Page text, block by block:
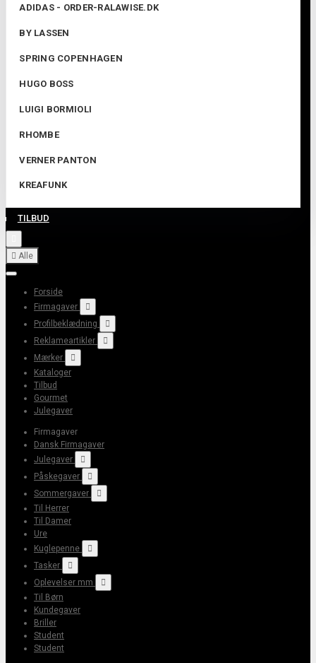
ADIDAS - ORDER-RALAWISE.DK
BY LASSEN
SPRING COPENHAGEN
HUGO BOSS
LUIGI BORMIOLI
RHOMBE
VERNER PANTON
KREAFUNK
TILBUD
 Alle
Forside
Firmagaver

Profilbeklædning

Reklameartikler

Mærker

Kataloger
Tilbud
Gourmet
Julegaver
Firmagaver
Dansk Firmagaver
Julegaver

Påskegaver

Sommergaver

Til Herrer
Til Damer
Ure
Kuglepenne

Tasker

Oplevelser mm

Til Børn
Kundegaver
Briller
Student
Student